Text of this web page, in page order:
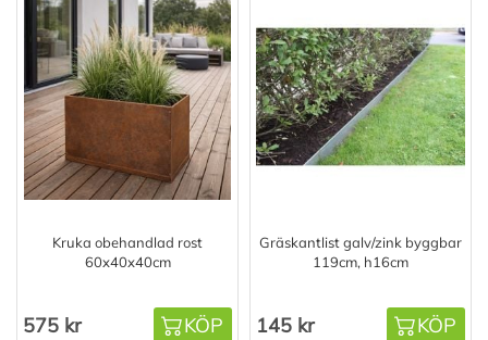
Kruka obehandlad rost
60x40x40cm
575 kr KÖP
Gräskantlist galv/zink byggbar
119cm, h16cm
145 kr KÖP